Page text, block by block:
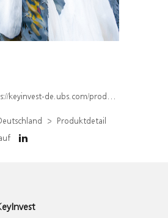
de.ubs.com/produkt/detail/index/isin/DE000WA81YG6
Produktdetail